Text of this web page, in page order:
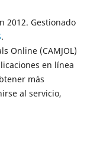
2012. Gestionado
.
Online (CAMJOL)
en línea
más
al servicio,